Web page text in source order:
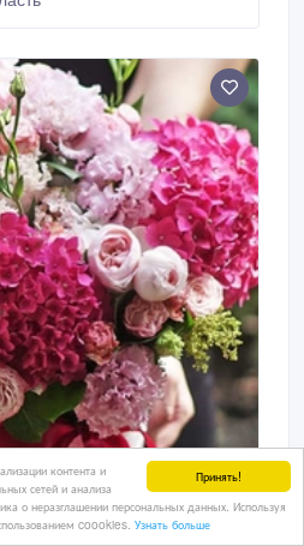
Принять!
контента и
сетей и анализа
о неразглашении персональных данных. Используя
coookies. Узнать больше
с доставкой по